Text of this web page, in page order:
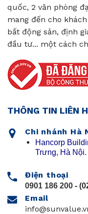
quốc, 2 văn phòng
mang đến cho
bất động sản, định
đầu tư... một cách
THÔNG TIN LIÊN
Chi nhánh Hà
Hancorp
Trưng, Hà Nội.
Điện thoại
0901 186 200 -
Email